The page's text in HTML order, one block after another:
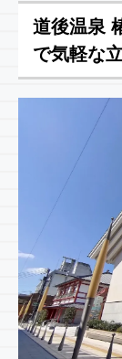
道後温泉
で気軽な